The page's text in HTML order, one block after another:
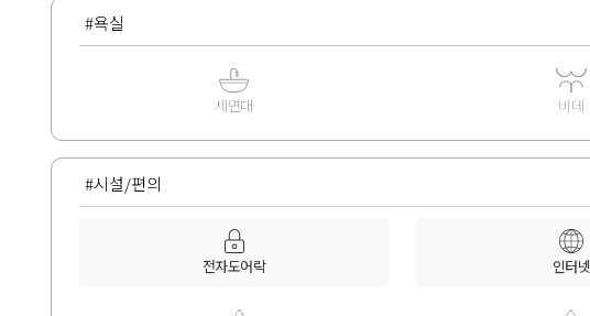
#욕실
세면대 비데
#시설/편의
전자도어락 인터넷